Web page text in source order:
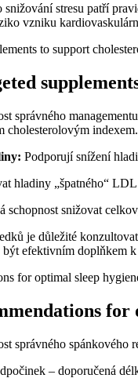
stresu patří
vzniku
správného
cholesterolovým
Podporují snížení
hladiny „špatného“
schopnost snižovat
je důležité
efektivním doplňkem k
for
správného
– doporučená